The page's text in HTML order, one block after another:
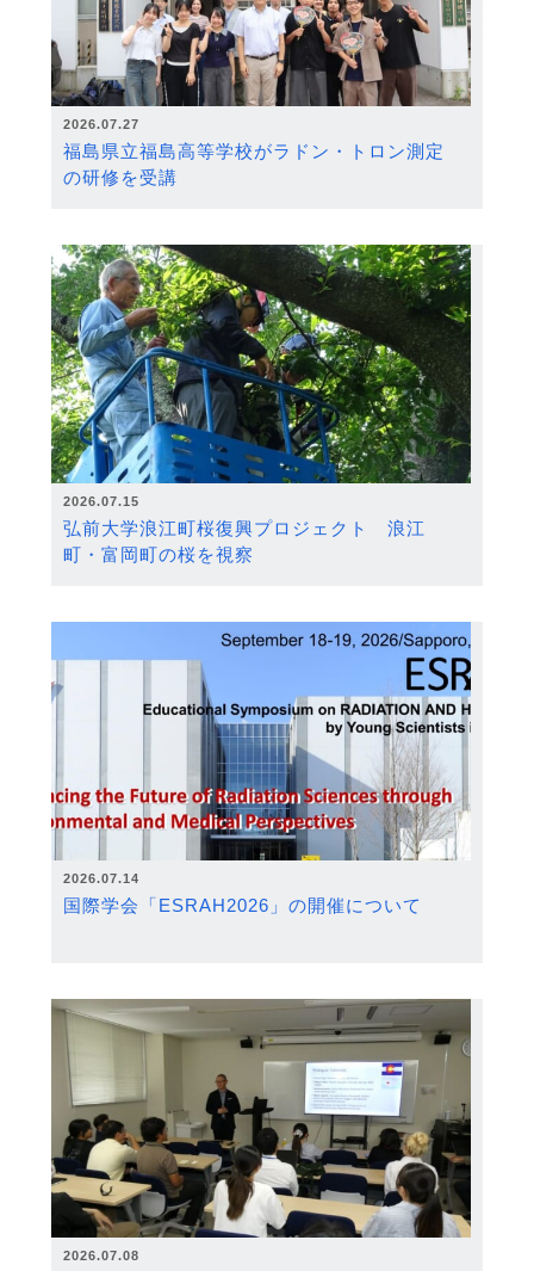
2026.07.27
福島県立福島高等学校がラドン・トロン測定
の研修を受講
2026.07.15
弘前大学浪江町桜復興プロジェクト 浪江
町・富岡町の桜を視察
2026.07.14
国際学会「ESRAH2026」の開催について
2026.07.08